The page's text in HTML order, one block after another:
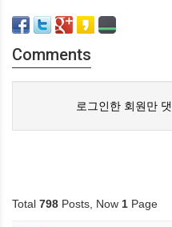
Comments
로그인한 회원만
Total 798 Posts, Now 1 Page